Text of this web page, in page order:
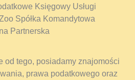
Księgowy Usługi
Spółka Komandytowa
Partnerska
od tego, posiadamy znajomości
prawa podatkowego oraz